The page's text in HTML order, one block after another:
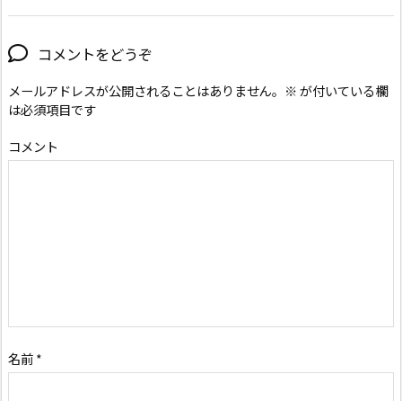
コメントをどうぞ
メールアドレスが公開されることはありません。 ※が付いている欄
は必須項目です
コメント
名前*